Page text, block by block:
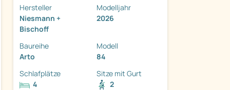
Hersteller
Niesmann +
Bischoff
Modelljahr
2026
Baureihe
Arto
Modell
84
Schlafplätze
4
Sitze mit Gurt
2